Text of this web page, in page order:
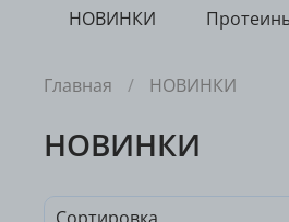
НОВИНКИ
Главная НОВИНКИ
НОВИНКИ